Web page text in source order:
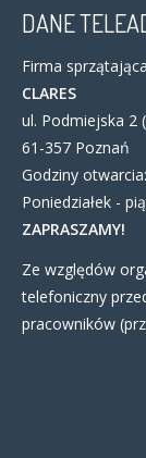
DANE
Firma
CLARES
ul. Podmiejska 2
61-357 Poznań
Godziny otwarcia:
Poniedziałek -
ZAPRASZAMY!
Ze względów
telefoniczny
pracowników